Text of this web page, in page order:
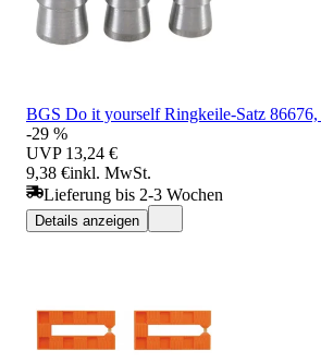
BGS Do it yourself Ringkeile-Satz 86676,
-29 %
UVP 13,24 €
9,38 €inkl. MwSt.
Lieferung bis 2-3 Wochen
Details anzeigen